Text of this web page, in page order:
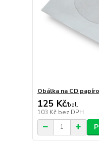
Obálka na CD
125 Kč/bal.
103 Kč bez DPH